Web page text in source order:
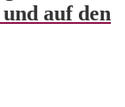
auf den